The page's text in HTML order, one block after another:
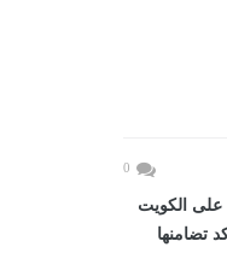
0
على الكويت
تضامنها